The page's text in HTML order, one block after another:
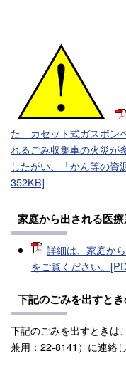
た、カセット式ガスボン
れるごみ収集車の火災が
したがい、「かん等の資
352KB]
家庭から出される医
詳細は、家庭か
をご覧ください。
下記のごみを出すと
下記のごみを出すときは
兼用：22-8141）に連絡